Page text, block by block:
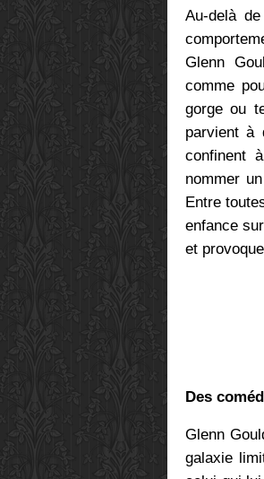
Au-delà
Glenn
comme
gorge ou
parvient à
confinent
nommer
Entre
enfance
et
Des
Glenn
galaxie